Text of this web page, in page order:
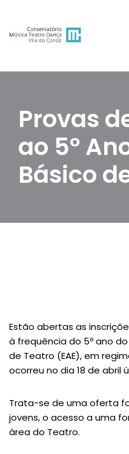
Avançar
Provas
ao 5º
Básico
Estão abertas as
à frequência do 5º ano
de Teatro (EAE), em
ocorreu no dia 18 de abril
Trata-se de uma oferta
jovens, o acesso a uma
área do Teatro.